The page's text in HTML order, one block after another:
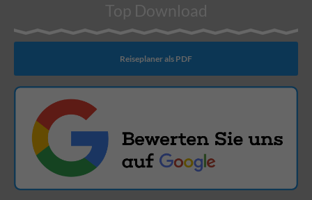
Top Download
Reiseplaner als PDF